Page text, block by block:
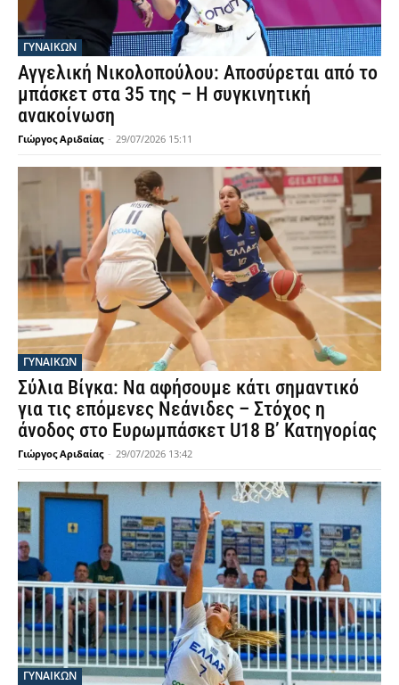
ΓΥΝΑΙΚΩΝ
Αγγελική Νικολοπούλου: Αποσύρεται από το
μπάσκετ στα 35 της – Η συγκινητική
ανακοίνωση
Γιώργος Αριδαίας - 29/07/2026 15:11
ΓΥΝΑΙΚΩΝ
Σύλια Βίγκα: Να αφήσουμε κάτι σημαντικό
για τις επόμενες Νεάνιδες – Στόχος η
άνοδος στο Ευρωμπάσκετ U18 Β’ Κατηγορίας
Γιώργος Αριδαίας - 29/07/2026 13:42
ΓΥΝΑΙΚΩΝ